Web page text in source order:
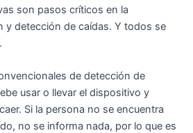
son pasos críticos en la
y detección de caídas. Y todos se
de detección de
usar o llevar el dispositivo y
Si la persona no se encuentra
no se informa nada, por lo que es